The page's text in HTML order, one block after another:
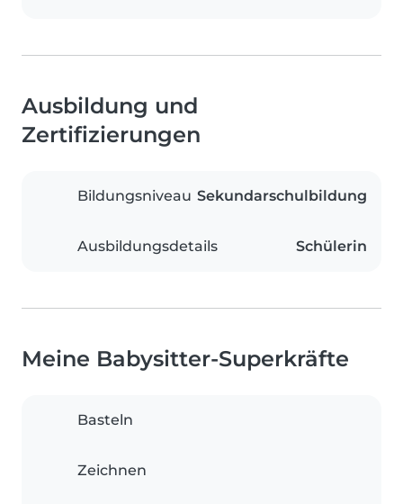
Ausbildung und
Zertifizierungen
Bildungsniveau Sekundarschulbildung
Ausbildungsdetails Schülerin
Meine Babysitter-Superkräfte
Basteln
Zeichnen